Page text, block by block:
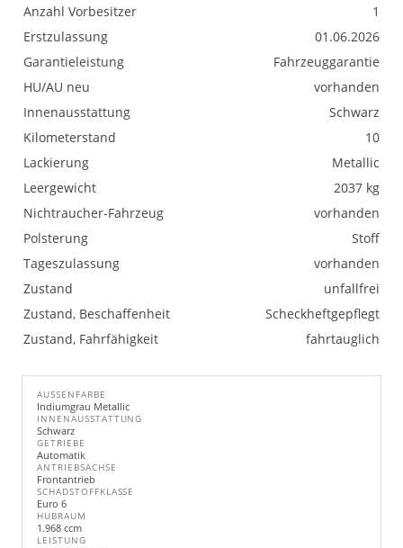
Anzahl Vorbesitzer
1
Erstzulassung
01.06.2026
Garantieleistung
Fahrzeuggarantie
HU/AU neu
vorhanden
Innenausstattung
Schwarz
Kilometerstand
10
Lackierung
Metallic
Leergewicht
2037 kg
Nichtraucher-Fahrzeug
vorhanden
Polsterung
Stoff
Tageszulassung
vorhanden
Zustand
unfallfrei
Zustand, Beschaffenheit
Scheckheftgepflegt
Zustand, Fahrfähigkeit
fahrtauglich
AUSSENFARBE
Indiumgrau Metallic
INNENAUSSTATTUNG
Schwarz
GETRIEBE
Automatik
ANTRIEBSACHSE
Frontantrieb
SCHADSTOFFKLASSE
Euro 6
HUBRAUM
1.968 ccm
LEISTUNG